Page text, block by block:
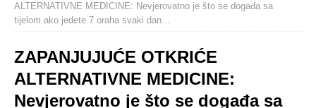
ALTERNATIVNE MEDICINE: Nevjerovatno je što se događa sa
tijelom ako jedete 7 oraha svaki dan…
ZAPANJUJUĆE OTKRIĆE
ALTERNATIVNE MEDICINE:
Nevjerovatno je što se događa sa